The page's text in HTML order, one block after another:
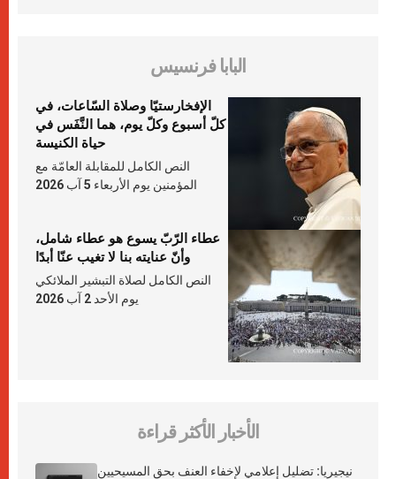
البابا فرنسيس
الإفخارستيّا وصلاة السّاعات، في
كلّ أسبوع وكلّ يوم، هما النَّفَس في
حياة الكنيسة
النص الكامل للمقابلة العامّة مع
المؤمنين يوم الأربعاء 5 آب 2026
عطاء الرّبّ يسوع هو عطاء شامل،
وأنّ عنايته بنا لا تغيب عنّا أبدًا
النص الكامل لصلاة التبشير الملائكي
يوم الأحد 2 آب 2026
الأخبار الأكثر قراءة
نيجيريا: تضليل إعلامي لإخفاء العنف بحق المسيحيين